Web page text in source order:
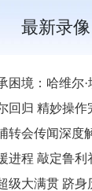
最新录像
维尔·埃尔南德斯论
回归 精妙操作
深度解读：亿欧元报
进程 敲定鲁利
级大满贯 跻身